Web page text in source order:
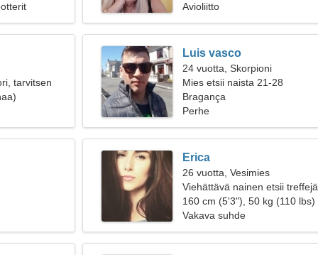
Avioliitto
tarvitsen
Luis vasco
24 vuotta, Skorpioni
Mies etsii naista 21-28
Bragança
Perhe
Erica
26 vuotta, Vesimies
Viehättävä nainen etsii treffejä
160 cm (5'3"), 50 kg (110 lbs)
Vakava suhde